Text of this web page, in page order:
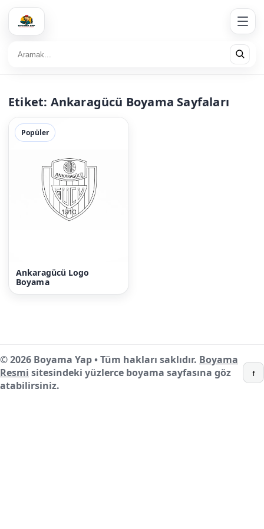
Etiket: Ankaragücü Boyama Sayfaları
Popüler
Ankaragücü Logo
Boyama
© 2026 Boyama Yap • Tüm hakları saklıdır. Boyama
Resmi sitesindeki yüzlerce boyama sayfasına göz
atabilirsiniz.
↑